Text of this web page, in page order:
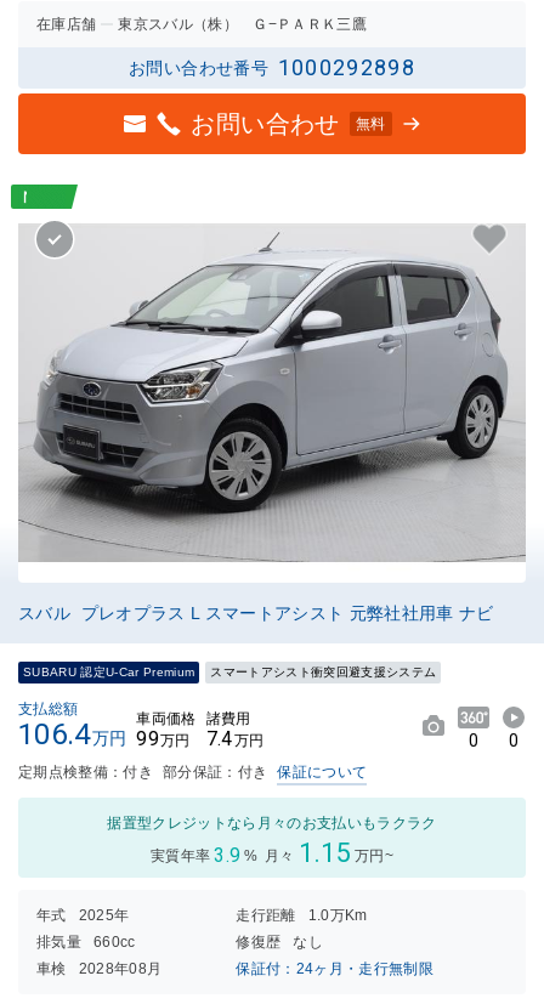
在庫店舗 東京スバル（株） Ｇ−ＰＡＲＫ三鷹
お問い合わせ番号 1000292898
お問い合わせ 無料
スバル プレオプラス L スマートアシスト 元弊社社用車 ナビ
SUBARU 認定U-Car Premium スマートアシスト衝突回避支援システム
支払総額
106.4万円
車両価格
99万円
諸費用
7.4万円 0 0
定期点検整備：付き 部分保証：付き 保証について
据置型クレジットなら月々のお支払いもラクラク
実質年率 3.9 % 月々 1.15 万円~
年式 2025年 走行距離
1.0万Km
排気量
660cc 修復歴
なし
車検
2028年08月 保証付：24ヶ月・走行無制限